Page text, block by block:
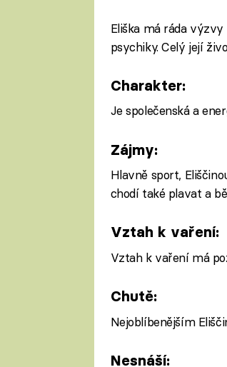
Eliška má ráda
psychiky. Celý její
Charakter:
Je společenská a
Zájmy:
Hlavně sport,
chodí také plavat a
Vztah k vaření:
Vztah k vaření má
Chutě:
Nejoblíbenějším
Nesnáší: